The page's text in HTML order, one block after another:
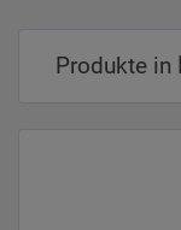
Produkte in